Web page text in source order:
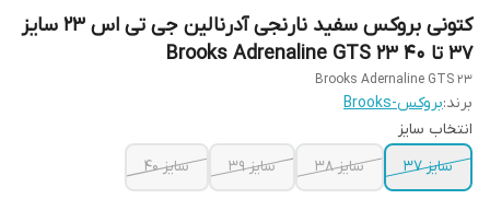
کتونی بروکس سفید نارنجی آدرنالین جی تی اس 23 سایز
۳۷ تا ۴۰ Brooks Adrenaline GTS 23
Brooks Adernaline GTS 23
برند:بروکس-Brooks
انتخاب سایز
سایز ۳۷
سایز ۳۸ سایز ۳۹ سایز ۴۰